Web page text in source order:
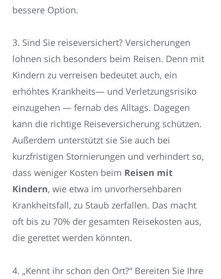
bessere Option.
3. Sind Sie reiseversichert? Versicherungen
lohnen sich besonders beim Reisen. Denn mit
Kindern zu verreisen bedeutet auch, ein
erhöhtes Krankheits— und Verletzungsrisiko
einzugehen — fernab des Alltags. Dagegen
kann die richtige Reiseversicherung schützen.
Außerdem unterstützt sie Sie auch bei
kurzfristigen Stornierungen und verhindert so,
dass weniger Kosten beim Reisen mit
Kindern, wie etwa im unvorhersehbaren
Krankheitsfall, zu Staub zerfallen. Das macht
oft bis zu 70% der gesamten Reisekosten aus,
die gerettet werden könnten.
4. „Kennt ihr schon den Ort?“ Bereiten Sie Ihre